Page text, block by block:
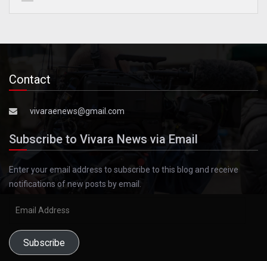
Contact
vivaraenews@gmail.com
Subscribe to Vivara News via Email
Enter your email address to subscribe to this blog and receive
notifications of new posts by email.
Subscribe